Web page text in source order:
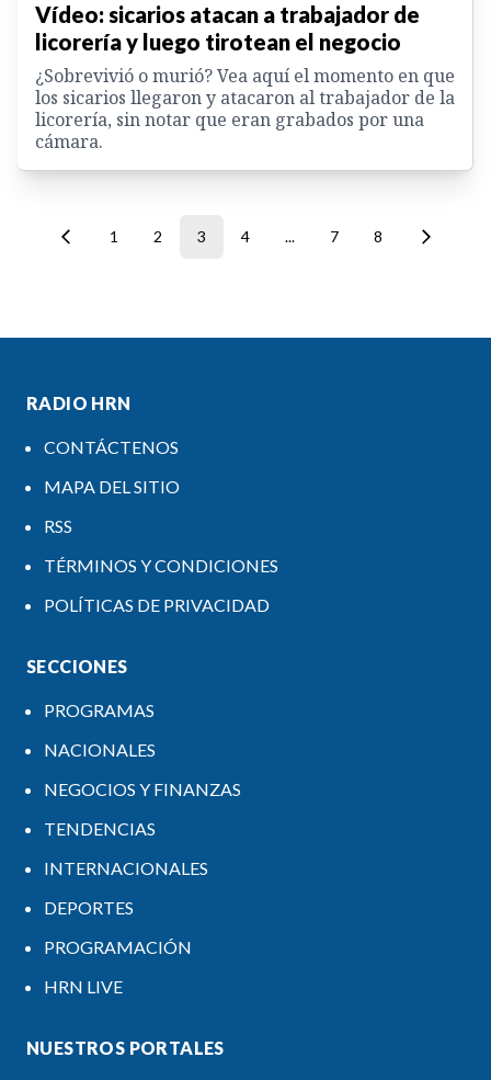
Vídeo: sicarios atacan a trabajador de
licorería y luego tirotean el negocio
¿Sobrevivió o murió? Vea aquí el momento en que
los sicarios llegaron y atacaron al trabajador de la
licorería, sin notar que eran grabados por una
cámara.
1 2 3 4 ... 7 8
RADIO HRN
CONTÁCTENOS
MAPA DEL SITIO
RSS
TÉRMINOS Y CONDICIONES
POLÍTICAS DE PRIVACIDAD
SECCIONES
PROGRAMAS
NACIONALES
NEGOCIOS Y FINANZAS
TENDENCIAS
INTERNACIONALES
DEPORTES
PROGRAMACIÓN
HRN LIVE
NUESTROS PORTALES